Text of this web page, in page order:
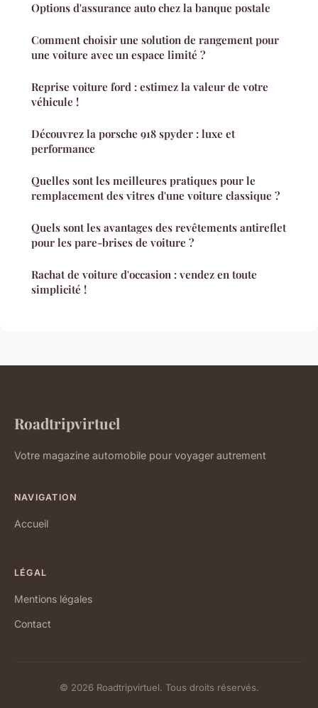
Options d'assurance auto chez la banque postale
Comment choisir une solution de rangement pour
une voiture avec un espace limité ?
Reprise voiture ford : estimez la valeur de votre
véhicule !
Découvrez la porsche 918 spyder : luxe et
performance
Quelles sont les meilleures pratiques pour le
remplacement des vitres d'une voiture classique ?
Quels sont les avantages des revêtements antireflet
pour les pare-brises de voiture ?
Rachat de voiture d'occasion : vendez en toute
simplicité !
Roadtripvirtuel
Votre magazine automobile pour voyager autrement
NAVIGATION
Accueil
LÉGAL
Mentions légales
Contact
© 2026 Roadtripvirtuel. Tous droits réservés.